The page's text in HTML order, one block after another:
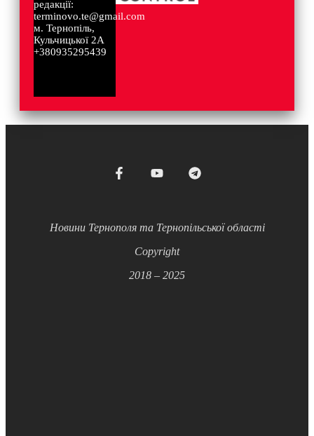
редакції:
terminovo.te@gmail.com
м. Тернопіль,
Кульчицької 2А
+380935295439
Новини Тернополя та Тернопільської області
Copyright
2018 – 2025